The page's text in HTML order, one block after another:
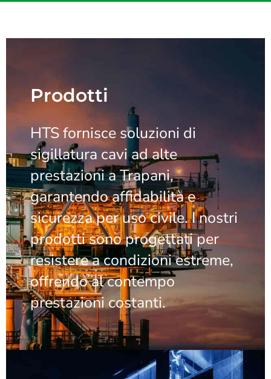
Prodotti
HTS fornisce soluzioni di
sigillatura cavi ad alte
prestazioni a Trapani,
garantendo affidabilità e
sicurezza per uso civile. I nostri
prodotti sono progettati per
resistere a condizioni estreme,
offrendo al contempo
prestazioni costanti.